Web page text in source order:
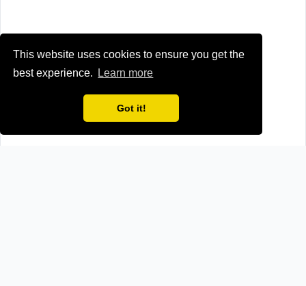
This website uses cookies to ensure you get the
best experience.
Learn more
Got it!